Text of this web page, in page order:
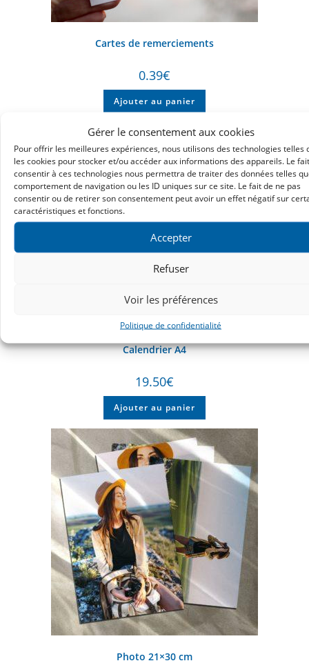
Gérer le consentement aux cookies
Pour offrir les meilleures expériences, nous utilisons des technologies telles
les cookies pour stocker et/ou accéder aux informations des appareils. Le
consentir à ces technologies nous permettra de traiter des données telles
comportement de navigation ou les ID uniques sur ce site. Le fait de ne pas
consentir ou de retirer son consentement peut avoir un effet négatif sur
caractéristiques et fonctions.
Accepter
Refuser
Voir les préférences
Politique de confidentialité
Cartes de remerciements
0.39€
Ajouter au panier
Calendrier A4
19.50€
Ajouter au panier
Photo 21×30 cm